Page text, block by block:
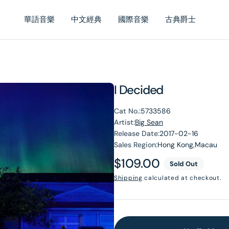
華語音樂 中文經典 國際音樂 古典爵士
I Decided
Cat No.:5733586
Artist:Big Sean
Release Date:2017-02-16
Sales Region:Hong Kong,Macau
Regular
price
$109.00 Sold Out
Shipping calculated at checkout.